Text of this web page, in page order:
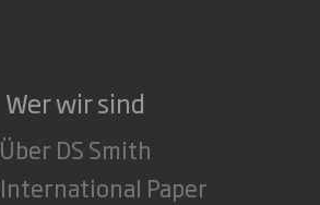
Wer wir sind
Über DS Smith
Paper